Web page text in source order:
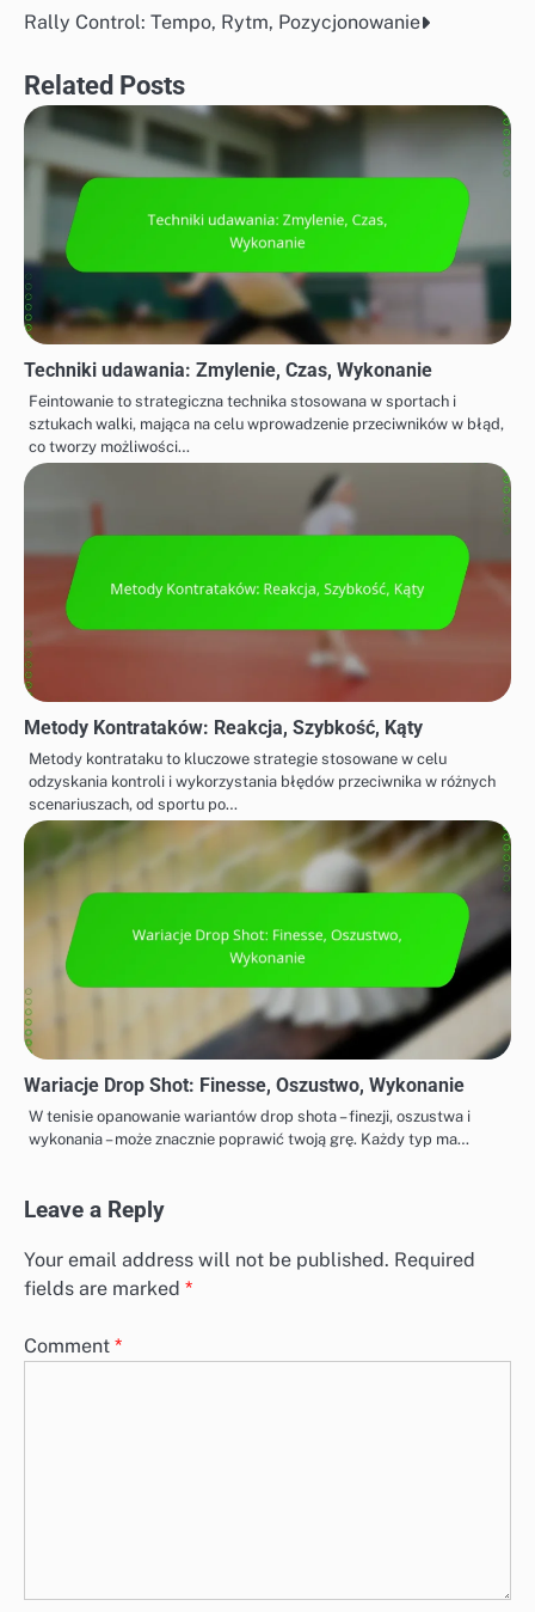
Post
navigation
Rally Control: Tempo, Rytm, Pozycjonowanie
Related Posts
Techniki udawania: Zmylenie, Czas, Wykonanie
Feintowanie to strategiczna technika stosowana w sportach i
sztukach walki, mająca na celu wprowadzenie przeciwników w błąd,
co tworzy możliwości…
Metody Kontrataków: Reakcja, Szybkość, Kąty
Metody kontrataku to kluczowe strategie stosowane w celu
odzyskania kontroli i wykorzystania błędów przeciwnika w różnych
scenariuszach, od sportu po…
Wariacje Drop Shot: Finesse, Oszustwo, Wykonanie
W tenisie opanowanie wariantów drop shota – finezji, oszustwa i
wykonania – może znacznie poprawić twoją grę. Każdy typ ma…
Leave a Reply
Your email address will not be published. Required
fields are marked *
Comment *